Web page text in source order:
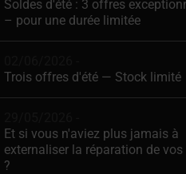
Soldes d'été : 3 offres
– pour une durée limitée
Trois offres d'été — Stock limité
Et si vous n'aviez plus jamais à
externaliser la réparation de vos
?